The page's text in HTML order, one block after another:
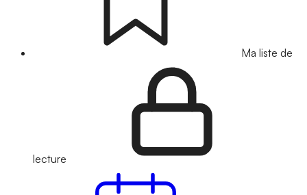
Ma liste de
lecture